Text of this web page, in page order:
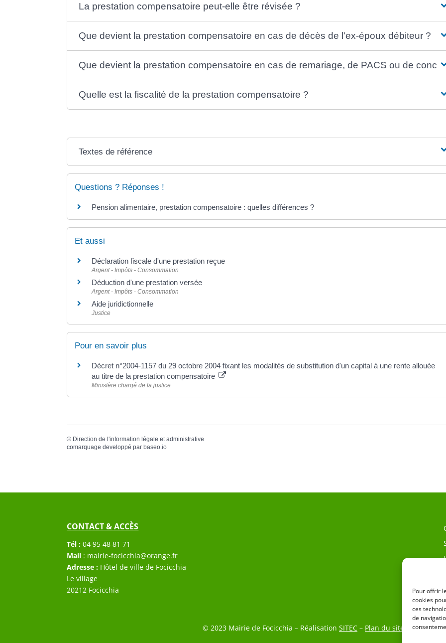
Pour offrir
cookies
ces
de
La prestation compensatoire peut-elle être révisée ?
Que devient la prestation compensatoire en cas de décès de l'ex-époux débiteur ?
Que devient la prestation compensatoire en cas de remariage, de PACS ou de
Quelle est la fiscalité de la prestation compensatoire ?
Textes de référence
Questions ? Réponses !
Pension alimentaire, prestation compensatoire : quelles différences ?
Et aussi
Déclaration fiscale d'une prestation reçue
Argent - Impôts - Consommation
Déduction d'une prestation versée
Argent - Impôts - Consommation
Aide juridictionnelle
Justice
Pour en savoir plus
Décret n°2004-1157 du 29 octobre 2004 fixant les modalités de substitution d'un capital à une rente allouée
au titre de la prestation compensatoire
Ministère chargé de la justice
© Direction de l'information légale et administrative
comarquage developpé parbaseo.io
CONTACT & ACCÈS
Tél : 04 95 48 81 71
Mail : mairie-focicchia@orange.fr
Adresse : Hôtel de ville de Focicchia
Le village
20212 Focicchia
© 2023 Mairie de Focicchia – Réalisation SITEC – Plan du site Mention